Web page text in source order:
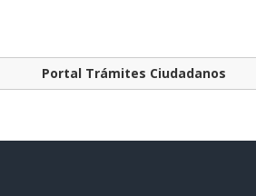
Portal Trámites Ciudadanos